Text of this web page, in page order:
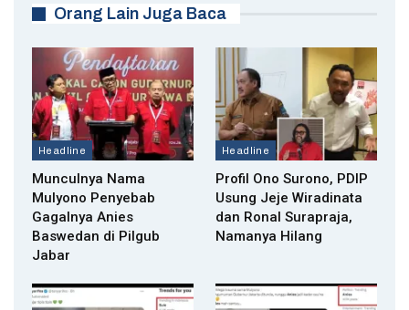
Orang Lain Juga Baca
Headline
Munculnya Nama
Mulyono Penyebab
Gagalnya Anies
Baswedan di Pilgub
Jabar
Headline
Profil Ono Surono, PDIP
Usung Jeje Wiradinata
dan Ronal Surapraja,
Namanya Hilang